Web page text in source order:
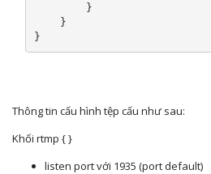
}
}
}
Thông tin cấu hình tệp cấu như sau:
Khối rtmp { }
listen port với 1935 (port default)